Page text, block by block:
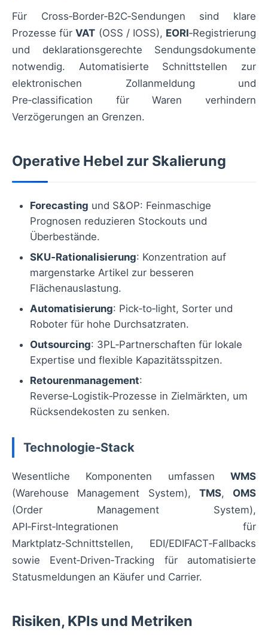
Für Cross‑Border‑B2C‑Sendungen sind klare
Prozesse fürVAT (OSS / IOSS), EORI‑Registrierung
und deklarationsgerechte Sendungsdokumente
notwendig. Automatisierte Schnittstellen zur
elektronischen Zollanmeldung und
Pre‑classification für Waren verhindern
Verzögerungen an Grenzen.
Operative Hebel zur Skalierung
Forecasting und S&OP: Feinmaschige
Prognosen reduzieren Stockouts und
Überbestände.
SKU‑Rationalisierung: Konzentration auf
margenstarke Artikel zur besseren
Flächenauslastung.
Automatisierung: Pick‑to‑light, Sorter und
Roboter für hohe Durchsatzraten.
Outsourcing: 3PL‑Partnerschaften für lokale
Expertise und flexible Kapazitätsspitzen.
Retourenmanagement:
Reverse‑Logistik‑Prozesse in Zielmärkten, um
Rücksendekosten zu senken.
Technologie‑Stack
Wesentliche Komponenten umfassen WMS
(Warehouse Management System), TMS, OMS
(Order Management System),
API‑First‑Integrationen für
Marktplatz‑Schnittstellen, EDI/EDIFACT‑Fallbacks
sowie Event‑Driven‑Tracking für automatisierte
Statusmeldungen an Käufer und Carrier.
Risiken, KPIs und Metriken